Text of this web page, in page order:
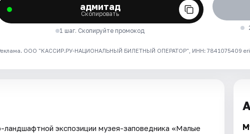
адмитад
Скопировать
1 шаг. Скопируйте промокод
ООО "КАССИР.РУ-НАЦИОНАЛЬНЫЙ БИЛЕТНЫЙ ОПЕРАТОР", ИНН: 7841075409 erid:
экспозиции музея-заповедника «Малые